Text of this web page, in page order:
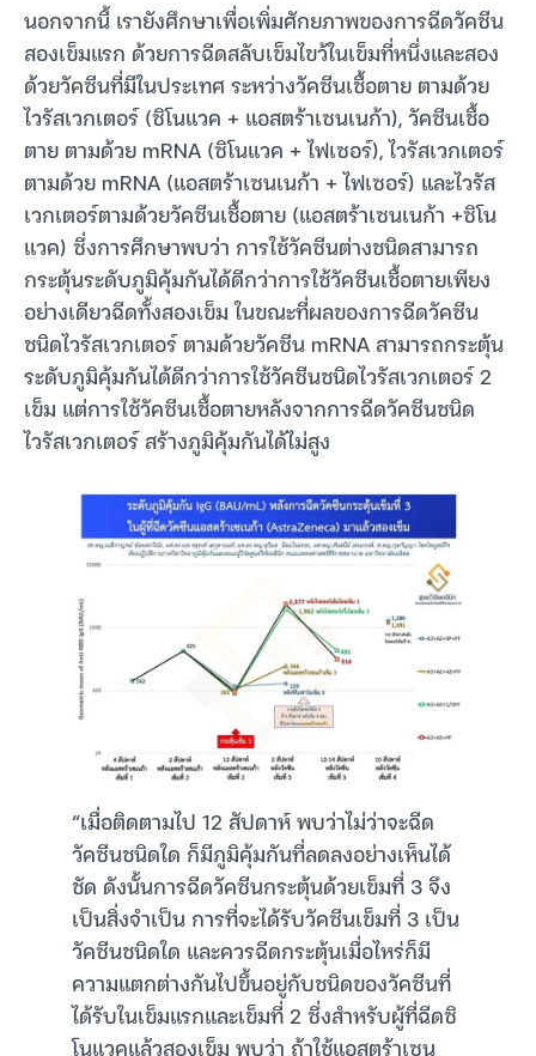
นอกจากนี้ เรายังศึกษาเพื่อเพิ่มศักยภาพของการฉีดวัคซีน
สองเข็มแรก ด้วยการฉีดสลับเข็มไขว้ในเข็มที่หนึ่งและสอง
ด้วยวัคซีนที่มีในประเทศ ระหว่างวัคซีนเชื้อตาย ตามด้วย
ไวรัสเวกเตอร์ (ซิโนแวค + แอสตร้าเซนเนก้า), วัคซีนเชื้อ
ตาย ตามด้วย mRNA (ซิโนแวค + ไฟเซอร์), ไวรัสเวกเตอร์
ตามด้วย mRNA (แอสตร้าเซนเนก้า + ไฟเซอร์) และไวรัส
เวกเตอร์ตามด้วยวัคซีนเชื้อตาย (แอสตร้าเซนเนก้า +ซิโน
แวค) ซึ่งการศึกษาพบว่า การใช้วัคซีนต่างชนิดสามารถ
กระตุ้นระดับภูมิคุ้มกันได้ดีกว่าการใช้วัคซีนเชื้อตายเพียง
อย่างเดียวฉีดทั้งสองเข็ม ในขณะที่ผลของการฉีดวัคซีน
ชนิดไวรัสเวกเตอร์ ตามด้วยวัคซีน mRNA สามารถกระตุ้น
ระดับภูมิคุ้มกันได้ดีกว่าการใช้วัคซีนชนิดไวรัสเวกเตอร์ 2
เข็ม แต่การใช้วัคซีนเชื้อตายหลังจากการฉีดวัคซีนชนิด
ไวรัสเวกเตอร์ สร้างภูมิคุ้มกันได้ไม่สูง
“เมื่อติดตามไป 12 สัปดาห์ พบว่าไม่ว่าจะฉีด
วัคซีนชนิดใด ก็มีภูมิคุ้มกันที่ลดลงอย่างเห็นได้
ชัด ดังนั้นการฉีดวัคซีนกระตุ้นด้วยเข็มที่ 3 จึง
เป็นสิ่งจำเป็น การที่จะได้รับวัคซีนเข็มที่ 3 เป็น
วัคซีนชนิดใด และควรฉีดกระตุ้นเมื่อไหร่ก็มี
ความแตกต่างกันไปขึ้นอยู่กับชนิดของวัคซีนที่
ได้รับในเข็มแรกและเข็มที่ 2 ซึ่งสำหรับผู้ที่ฉีดซิ
โนแวคแล้วสองเข็ม พบว่า ถ้าใช้แอสตร้าเซน